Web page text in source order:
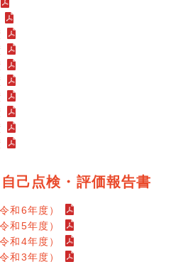
己点検・評価報告書
和6年度）
和5年度）
和4年度）
和3年度）